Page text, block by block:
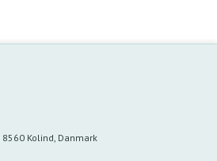
8560 Kolind, Danmark